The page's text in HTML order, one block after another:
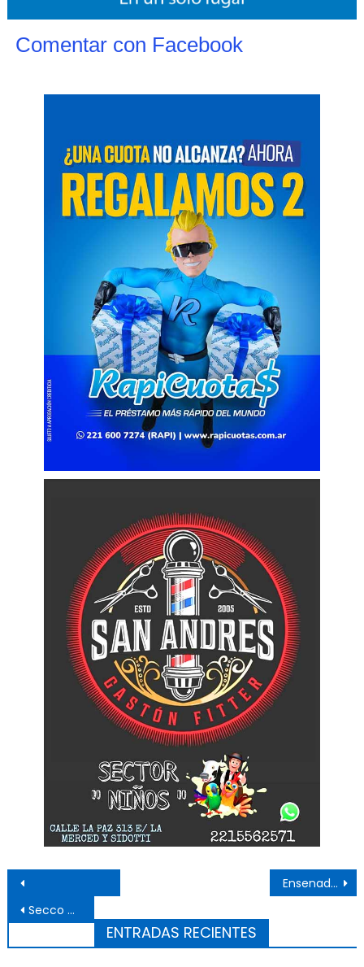
Comentar con Facebook
Navegación de entradas
Secco gestiona en Provincia la reactivación de la construcción de barrios
Ensenada sumó 17 casos positivos de Coronavirus y Argentina 10.652
ENTRADAS RECIENTES